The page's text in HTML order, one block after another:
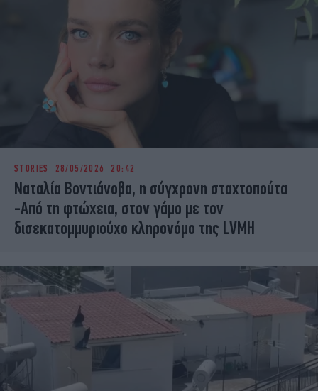
STORIES 28/05/2026 20:42
Ναταλία Βοντιάνοβα, η σύγχρονη σταχτοπούτα
-Από τη φτώχεια, στον γάμο με τον
δισεκατομμυριούχο κληρονόμο της LVMH